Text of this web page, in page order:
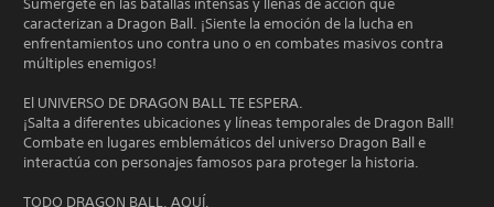
Sumérgete en las batallas intensas y llenas de acción que
caracterizan a Dragon Ball. ¡Siente la emoción de la lucha en
enfrentamientos uno contra uno o en combates masivos contra
múltiples enemigos!
El UNIVERSO DE DRAGON BALL TE ESPERA.
¡Salta a diferentes ubicaciones y líneas temporales de Dragon Ball!
Combate en lugares emblemáticos del universo Dragon Ball e
interactúa con personajes famosos para proteger la historia.
TODO DRAGON BALL, AQUÍ.